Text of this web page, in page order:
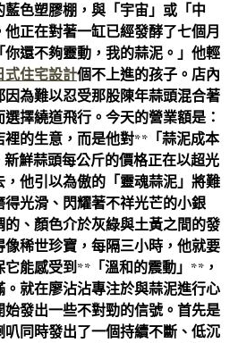
色塑膠棚，與「宇宙」或「中
正在對著一缸已經發酵了七個月
還不夠靈動，我的蒜泥。」他輕
式住宅設計個不上進的孩子。店內
為難以忍受那股陳年蒜頭混合著
擇繞道飛行。今天的營業額是：
的生意，而是他對**「蒜泥成本
鮮蒜頭每公斤的價格正在以超光
他引以為傲的「靈魂蒜泥」將難
光滑、閃耀著不祥光芒的小銀
、顏色介於灰綠與土黃之間的發
稀世珍寶，每隔三小時，他就要
能感受到**「溫和的震動」**，
就在廖沾沾專注於與蒜泥進行心
發出一些不對勁的信號。首先是
同時發出了一個持續不斷、低沉